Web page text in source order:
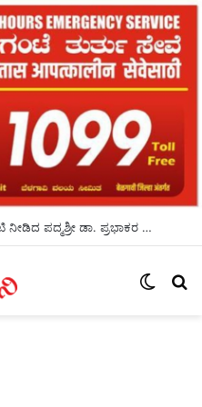
*ದಿ. ಡಿ ವಾಯ್ ಪಾಟೀಲ ಮನೆಗೆ ಭೇಟಿ ನೀಡಿದ ಪದ್ಮಶ್ರೀ ಡಾ. ಪ್ರಭಾಕರ ಕೋರೆ*